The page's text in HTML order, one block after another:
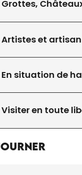
Grottes,
Artistes et
En situation de
Visiter en toute
à 15:45
de là'' :
la Cie